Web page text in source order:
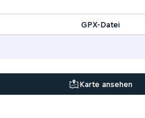
GPX-Datei
Karte ansehen